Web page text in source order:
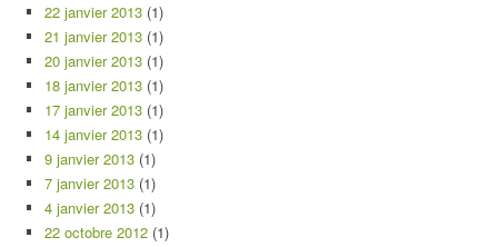
22 janvier 2013 (1)
21 janvier 2013 (1)
20 janvier 2013 (1)
18 janvier 2013 (1)
17 janvier 2013 (1)
14 janvier 2013 (1)
9 janvier 2013 (1)
7 janvier 2013 (1)
4 janvier 2013 (1)
22 octobre 2012 (1)